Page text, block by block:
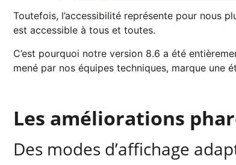
Toutefois, l’accessibilité représente pour nous
est accessible à tous et toutes.
C’est pourquoi notre version 8.6 a été
mené par nos équipes techniques, marque
Les améliorations
Des modes d’affichage